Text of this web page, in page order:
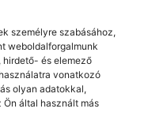
személyre szabásához,
weboldalforgalmunk
és elemező
vonatkozó
olyan adatokkal,
által használt más
zöld tea
szintjét és